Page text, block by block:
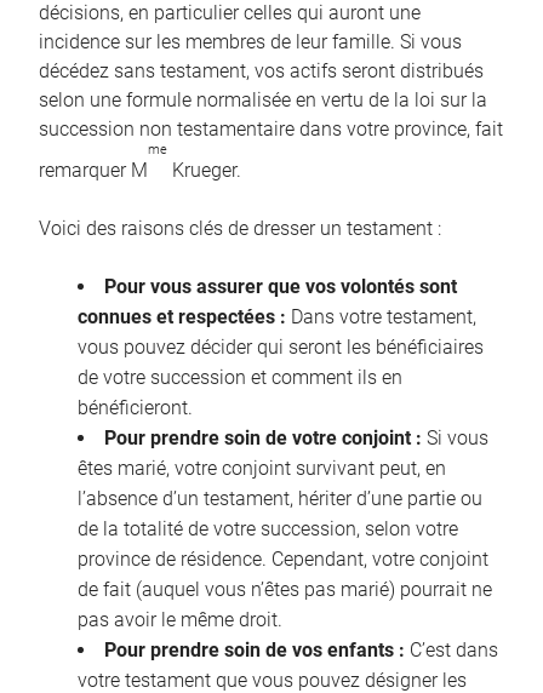
décisions, en particulier celles qui auront une
incidence sur les membres de leur famille. Si vous
décédez sans testament, vos actifs seront distribués
selon une formule normalisée en vertu de la loi sur la
succession non testamentaire dans votre province, fait
remarquer M
me
Krueger.
Voici des raisons clés de dresser un testament :
Pour vous assurer que vos volontés sont
connues et respectées : Dans votre testament,
vous pouvez décider qui seront les bénéficiaires
de votre succession et comment ils en
bénéficieront.
Pour prendre soin de votre conjoint : Si vous
êtes marié, votre conjoint survivant peut, en
l’absence d’un testament, hériter d’une partie ou
de la totalité de votre succession, selon votre
province de résidence. Cependant, votre conjoint
de fait (auquel vous n’êtes pas marié) pourrait ne
pas avoir le même droit.
Pour prendre soin de vos enfants : C’est dans
votre testament que vous pouvez désigner les